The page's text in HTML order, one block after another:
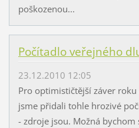
poškozenou...
Počítadlo veřejného
23.12.2010 12:05
Pro optimističtější záver
jsme přidali tohle hrozivé
- zdroje jsou. Možná